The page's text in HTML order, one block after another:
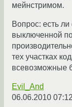
мейнстримом.
Вопрос: есть
выключенной
тех участках
всевозможные
Evil_And
06.06.2010